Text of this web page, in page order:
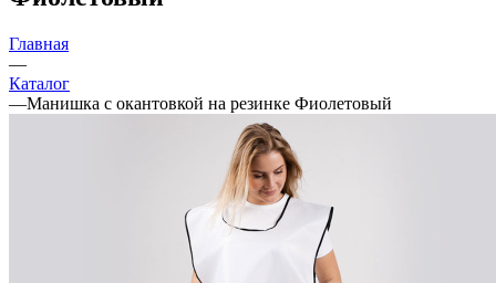
Главная
—
Каталог
—Манишка с окантовкой на резинке Фиолетовый